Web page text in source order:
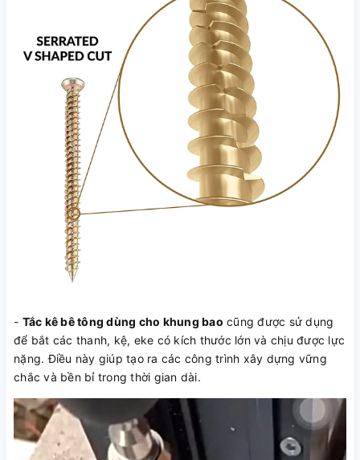
- Tắc kê bê tông dùng cho khung bao cũng được sử dụng
để bắt các thanh, kệ, eke có kích thước lớn và chịu được lực
nặng. Điều này giúp tạo ra các công trình xây dựng vững
chắc và bền bỉ trong thời gian dài.